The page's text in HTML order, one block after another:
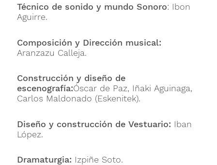
Técnico de sonido y mundo Sonoro: Ibon
Aguirre.
Composición y Dirección musical:
Aranzazu Calleja.
Construcción y diseño de
escenografía:Óscar de Paz, Iñaki Aguinaga,
Carlos Maldonado (Eskenitek).
Diseño y construcción de Vestuario: Iban
López.
Dramaturgia: Izpiñe Soto.